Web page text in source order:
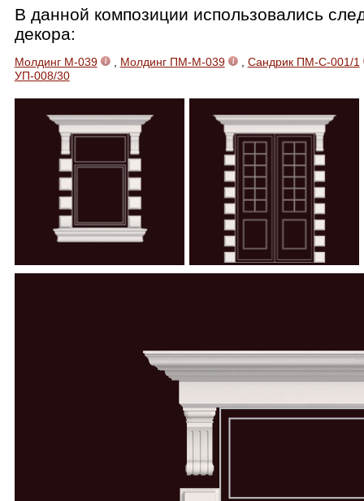
В данной композиции использовались
декора:
Молдинг М-039 Молдинг ПМ-М-039
Сандрик ПМ-С-001/1
УП-008/30